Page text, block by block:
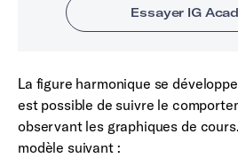
La figure harmonique se
est possible de suivre le
observant les graphiques de
modèle suivant :